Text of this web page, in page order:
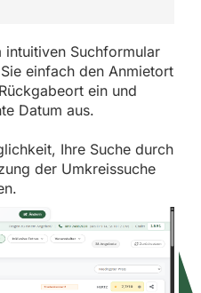
intuitiven Suchformular
einfach den Anmietort
ein und
Datum aus.
Ihre Suche durch
der Umkreissuche